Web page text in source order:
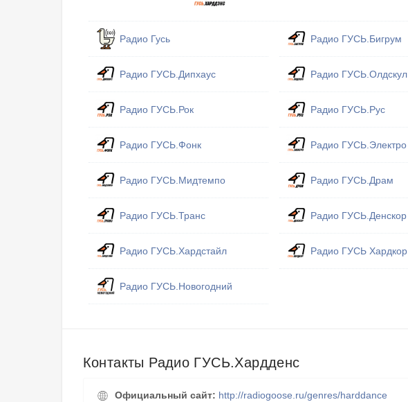
Радио Гусь Радио ГУСЬ.Бигрум
Радио ГУСЬ.Дипхаус Радио ГУСЬ.Олдскул
Радио ГУСЬ.Рок Радио ГУСЬ.Рус
Радио ГУСЬ.Фонк Радио ГУСЬ.Электро
Радио ГУСЬ.Мидтемпо Радио ГУСЬ.Драм
Радио ГУСЬ.Транс Радио ГУСЬ.Денскор
Радио ГУСЬ.Хардстайл Радио ГУСЬ Хардкор
Радио ГУСЬ.Новогодний
Контакты Радио ГУСЬ.Хардденс
Официальный сайт: http://radiogoose.ru/genres/harddance